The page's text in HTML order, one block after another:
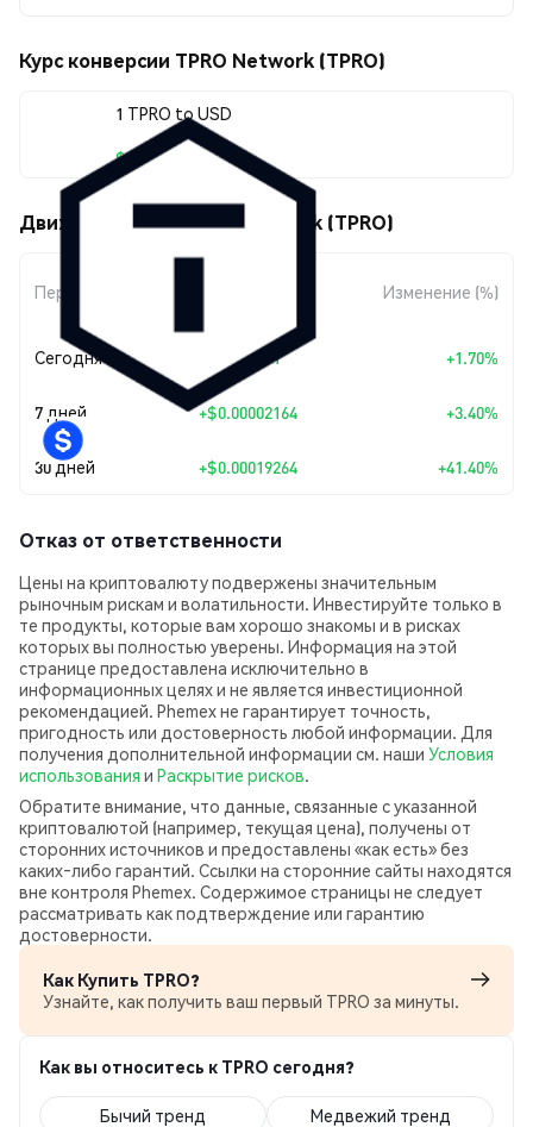
Курс конверсии TPRO Network (TPRO)
1 TPRO to USD
$0.00065796
Движения цены TPRO Network (TPRO)
Период Изменение (%)
Сегодня $0.000011 +1.70%
7 дней +$0.00002164 +3.40%
30 дней +$0.00019264 +41.40%
Отказ от ответственности
Цены на криптовалюту подвержены значительным
рыночным рискам и волатильности. Инвестируйте только в
те продукты, которые вам хорошо знакомы и в рисках
которых вы полностью уверены. Информация на этой
странице предоставлена исключительно в
информационных целях и не является инвестиционной
рекомендацией. Phemex не гарантирует точность,
пригодность или достоверность любой информации. Для
получения дополнительной информации см. наши Условия
использования и Раскрытие рисков.
Обратите внимание, что данные, связанные с указанной
криптовалютой (например, текущая цена), получены от
сторонних источников и предоставлены «как есть» без
каких‑либо гарантий. Ссылки на сторонние сайты находятся
вне контроля Phemex. Содержимое страницы не следует
рассматривать как подтверждение или гарантию
достоверности.
Как Купить TPRO?
Узнайте, как получить ваш первый TPRO за минуты.
Как вы относитесь к TPRO сегодня?
Бычий тренд Медвежий тренд